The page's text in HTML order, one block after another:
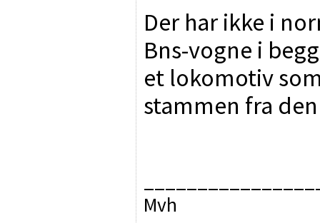
Der har ikke i
Bns-vogne i
et lokomotiv
stammen fra
Mvh